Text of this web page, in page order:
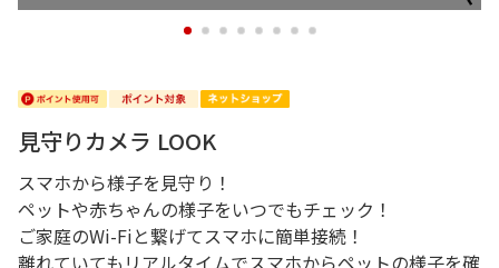
1 2 3 4 5 6 7 8
見守りカメラ LOOK
スマホから様子を見守り！
ペットや赤ちゃんの様子をいつでもチェック！
ご家庭のWi-Fiと繋げてスマホに簡単接続！
離れていてもリアルタイムでスマホからペットの様子を確